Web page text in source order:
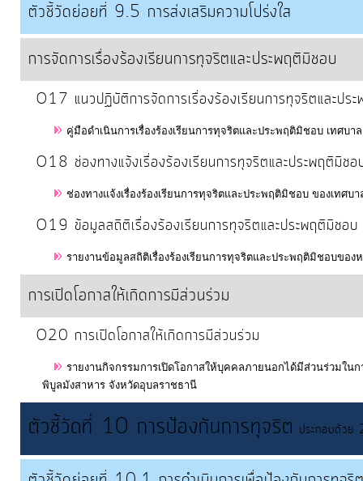
ตัวชี้วัดย่อยที่ 9.5 การส่งเสริมความโปร่งใส
การจัดการเรื่องร้องเรียนการทุจริตและประพฤติมิชอบ
O17 แนวปฏิบัติการจัดการเรื่องร้องเรียนการทุจริตและปร
คู่มือดำเนินการเรื่องร้องเรียนการทุจริตและประพฤติมิชอบ เทศ
O18 ช่องทางแจ้งเรื่องร้องเรียนการทุจริตและประพฤติมิชอ
ช่องทางแจ้งเรื่องร้องเรียนการทุจริตและประพฤติมิชอบ ของเทศ
O19 ข้อมูลสถิติเรื่องร้องเรียนการทุจริตและประพฤติมิชอบ
รายงานข้อมูลสถิติเรื่องร้องเรียนการทุจริตและประพฤติมิชอบขอ
การเปิดโอกาสให้เกิดการมีส่วนร่วม
O20 การเปิดโอกาสให้เกิดการมีส่วนร่วม
รายงานกิจกรรมการเปิดโอกาสให้บุคคลภายนอกได้มีส่วนร่วมใน
พิบูลมังสาหาร จังหวัดอุบลราชธานี
ตัวชี้วัดที่ 10 การป้องกันการทุจริต ประกอบด้ว